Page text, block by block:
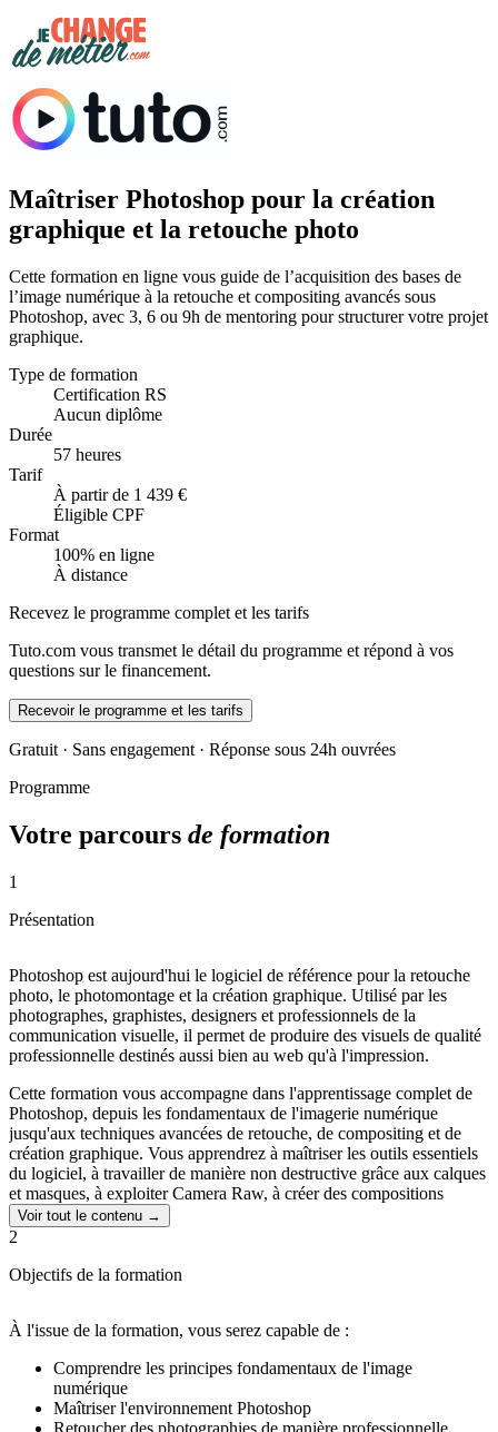
Maîtriser Photoshop pour la création
graphique et la retouche photo
Cette formation en ligne vous guide de l’acquisition des bases de
l’image numérique à la retouche et compositing avancés sous
Photoshop, avec 3, 6 ou 9h de mentoring pour structurer votre projet
graphique.
Type de formation
Certification RS
Aucun diplôme
Durée
57 heures
Tarif
À partir de 1 439 €
Éligible CPF
Format
100% en ligne
À distance
Recevez le programme complet et les tarifs
Tuto.com vous transmet le détail du programme et répond à vos
questions sur le financement.
Recevoir le programme et les tarifs
Gratuit · Sans engagement · Réponse sous 24h ouvrées
Programme
Votre parcours de formation
1
Présentation
Photoshop est aujourd'hui le logiciel de référence pour la retouche
photo, le photomontage et la création graphique. Utilisé par les
photographes, graphistes, designers et professionnels de la
communication visuelle, il permet de produire des visuels de qualité
professionnelle destinés aussi bien au web qu'à l'impression.
Cette formation vous accompagne dans l'apprentissage complet de
Photoshop, depuis les fondamentaux de l'imagerie numérique
jusqu'aux techniques avancées de retouche, de compositing et de
création graphique. Vous apprendrez à maîtriser les outils essentiels
du logiciel, à travailler de manière non destructive grâce aux calques
et masques, à exploiter Camera Raw, à créer des compositions
complexes et à tirer parti des fonctionnalités d'intelligence artificielle
intégrées.
Afin de s'adapter à votre niveau et à vos objectifs, plusieurs formules
et de conseils adaptés à votre progression.
Tout au long du parcours, vous réaliserez des exercices pratiques,
des ateliers créatifs et un projet professionnel permettant de mettre en
application les compétences acquises dans un contexte concret.
Voir tout le contenu →
2
Objectifs de la formation
À l'issue de la formation, vous serez capable de :
Comprendre les principes fondamentaux de l'image
numérique
Maîtriser l'environnement Photoshop
Retoucher des photographies de manière professionnelle